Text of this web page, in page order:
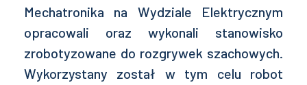
Mechatronika na Wydziale Elektrycznym
opracowali oraz wykonali stanowisko
zrobotyzowane do rozgrywek szachowych.
Wykorzystany został w tym celu robot